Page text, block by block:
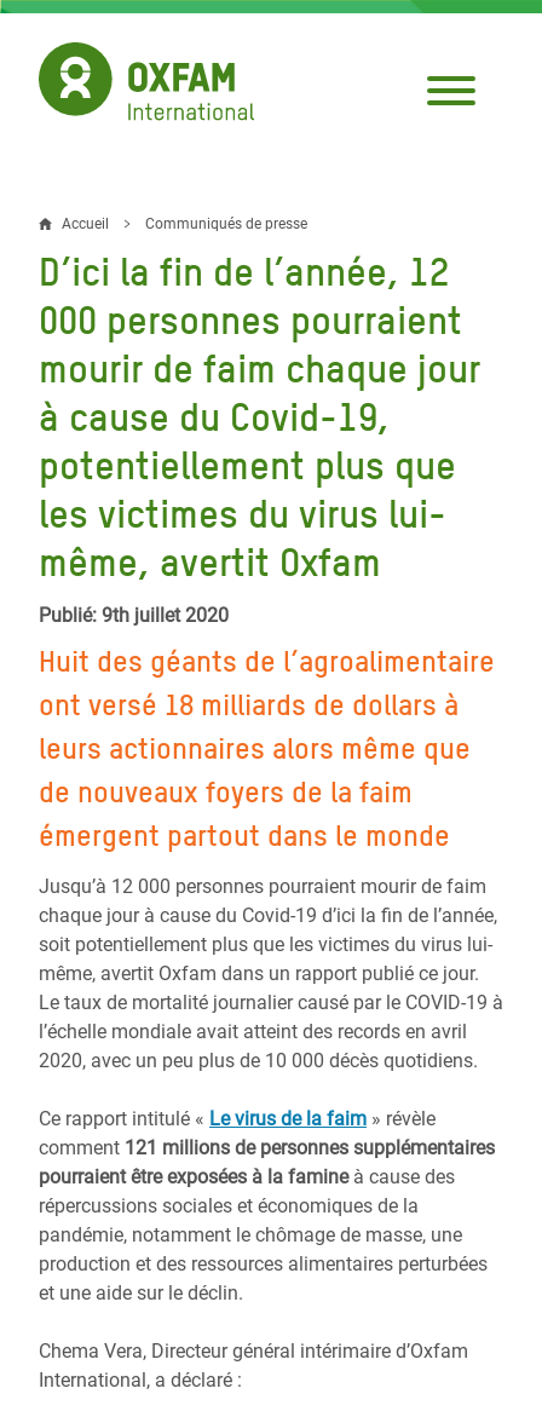
Aller
contenu
principal
Fil
d'Ariane
Accueil Communiqués de presse
D’ici la fin de l’année, 12
000 personnes pourraient
mourir de faim chaque jour
à cause du Covid-19,
potentiellement plus que
les victimes du virus lui-
même, avertit Oxfam
Publié: 9th juillet 2020
Huit des géants de l’agroalimentaire
ont versé 18 milliards de dollars à
leurs actionnaires alors même que
de nouveaux foyers de la faim
émergent partout dans le monde
Jusqu’à 12 000 personnes pourraient mourir de faim
chaque jour à cause du Covid-19 d’ici la fin de l’année,
soit potentiellement plus que les victimes du virus lui-
même, avertit Oxfam dans un rapport publié ce jour.
Le taux de mortalité journalier causé par le COVID-19 à
l’échelle mondiale avait atteint des records en avril
2020, avec un peu plus de 10 000 décès quotidiens.
Ce rapport intitulé « Le virus de la faim » révèle
comment 121 millions de personnes supplémentaires
pourraient être exposées à la famineà cause des
répercussions sociales et économiques de la
pandémie, notamment le chômage de masse, une
production et des ressources alimentaires perturbées
et une aide sur le déclin.
Chema Vera, Directeur général intérimaire d’Oxfam
International, a déclaré :